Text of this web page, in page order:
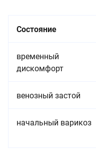
Состояние
временный
дискомфорт
венозный застой
начальный варикоз